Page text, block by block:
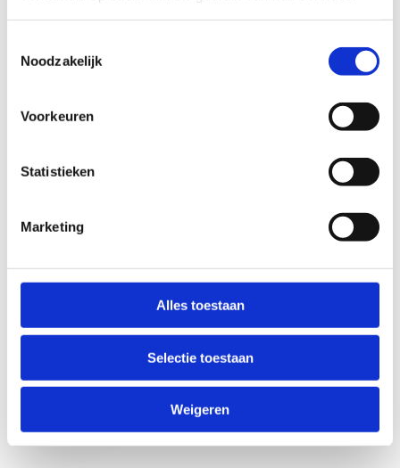
Noodzakelijk
Voorkeuren
Statistieken
Marketing
Alles toestaan
Selectie toestaan
Weigeren
Jouw vraag
Anti-Robot Verification
Click to start verification
Verzend